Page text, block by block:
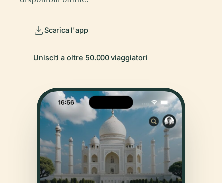
Scarica l'app
Unisciti a oltre 50.000 viaggiatori